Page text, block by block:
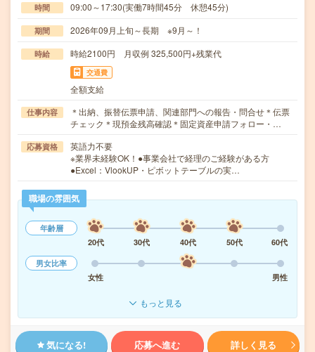
時間 09:00～17:30(実働7時間45分 休憩45分)
期間 2026年09月上旬～長期 ※9月～！
時給 時給2100円 月収例 325,500円+残業代
交通費
全額支給
仕事内容
＊出納、振替伝票申請、関連部門への報告・問合せ＊伝票
チェック＊現預金残高確認＊固定資産申請フォロー・…
応募資格
英語力不要
※業界未経験OK！●事業会社で経理のご経験がある方
●Excel：VlookUP・ピボットテーブルの実…
職場の雰囲気
年齢層
20代
30代 40代 50代
60代
男女比率
女性
男性
もっと見る
気になる! 応募へ進む 詳しく見る